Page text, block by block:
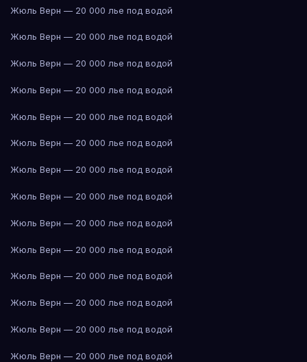
Жюль Верн — 20 000 лье под водой
Жюль Верн — 20 000 лье под водой
Жюль Верн — 20 000 лье под водой
Жюль Верн — 20 000 лье под водой
Жюль Верн — 20 000 лье под водой
Жюль Верн — 20 000 лье под водой
Жюль Верн — 20 000 лье под водой
Жюль Верн — 20 000 лье под водой
Жюль Верн — 20 000 лье под водой
Жюль Верн — 20 000 лье под водой
Жюль Верн — 20 000 лье под водой
Жюль Верн — 20 000 лье под водой
Жюль Верн — 20 000 лье под водой
Жюль Верн — 20 000 лье под водой